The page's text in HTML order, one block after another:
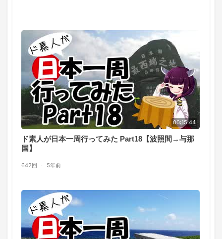
00:15:44
ド素人が日本一周行ってみた Part18【波照間→与那
国】
642回 · 5年前